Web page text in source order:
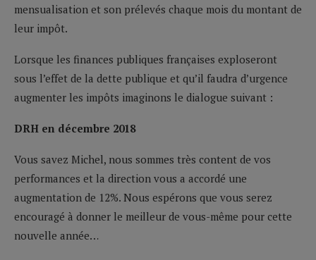
mensualisation et son prélevés chaque mois du montant de
leur impôt.
Lorsque les finances publiques françaises exploseront
sous l’effet de la dette publique et qu’il faudra d’urgence
augmenter les impôts imaginons le dialogue suivant :
DRH en décembre 2018
Vous savez Michel, nous sommes très content de vos
performances et la direction vous a accordé une
augmentation de 12%. Nous espérons que vous serez
encouragé à donner le meilleur de vous-même pour cette
nouvelle année…